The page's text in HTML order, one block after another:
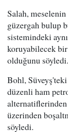
Salah,
güzergah bulup
sistemindeki
koruyabilecek
olduğunu söyledi.
Bohl, Süveyş'teki
düzenli ham
üzerinden
söyledi.